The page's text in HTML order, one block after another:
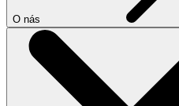
O nás